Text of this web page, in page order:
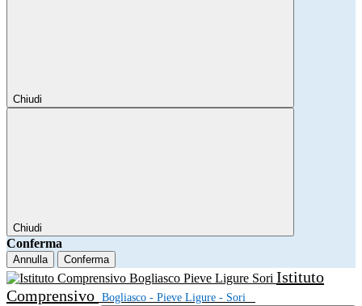
Chiudi
Chiudi
Conferma
Annulla Conferma
Istituto
Comprensivo Bogliasco - Pieve Ligure - Sori